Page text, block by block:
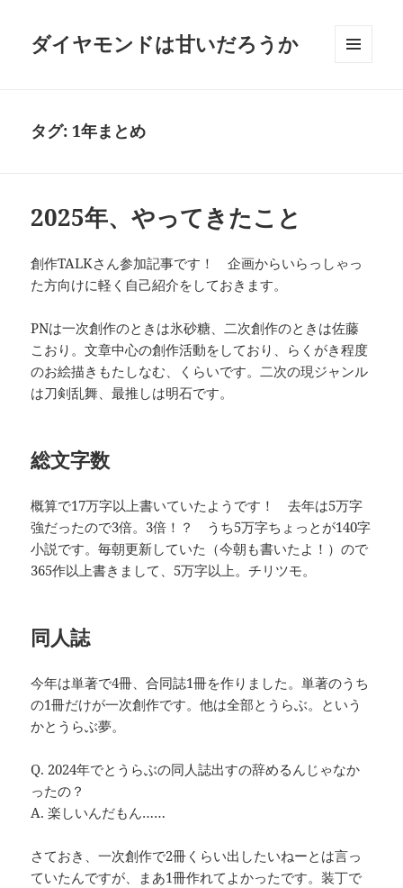
ダイヤモンドは甘いだろうか
タグ: 1年まとめ
2025年、やってきたこと
創作TALKさん参加記事です！ 企画からいらっしゃっ
た方向けに軽く自己紹介をしておきます。
PNは一次創作のときは氷砂糖、二次創作のときは佐藤
こおり。文章中心の創作活動をしており、らくがき程度
のお絵描きもたしなむ、くらいです。二次の現ジャンル
は刀剣乱舞、最推しは明石です。
総文字数
概算で17万字以上書いていたようです！ 去年は5万字
強だったので3倍。3倍！？ うち5万字ちょっとが140字
小説です。毎朝更新していた（今朝も書いたよ！）ので
365作以上書きまして、5万字以上。チリツモ。
同人誌
今年は単著で4冊、合同誌1冊を作りました。単著のうち
の1冊だけが一次創作です。他は全部とうらぶ。という
かとうらぶ夢。
Q. 2024年でとうらぶの同人誌出すの辞めるんじゃなか
ったの？
A. 楽しいんだもん……
さておき、一次創作で2冊くらい出したいねーとは言っ
ていたんですが、まあ1冊作れてよかったです。装丁で